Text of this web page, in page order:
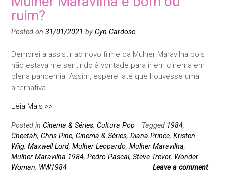
ruim?
Posted on 31/01/2021 by Cyn Cardoso
Demorei a assistir ao novo filme da Mulher Maravilha pois
não estava me sentindo à vontade para ir em cinema em
plena pandemia. Assim, esperei até que houvesse uma
alternativa.
Leia Mais >>
Posted in Cinema & Séries, Cultura Pop Tagged 1984,
Cheetah, Chris Pine, Cinema & Séries, Diana Prince, Kristen
Wiig, Maxwell Lord, Mulher Leopardo, Mulher Maravilha,
Mulher Maravilha 1984, Pedro Pascal, Steve Trevor, Wonder
Woman, WW1984 Leave a comment